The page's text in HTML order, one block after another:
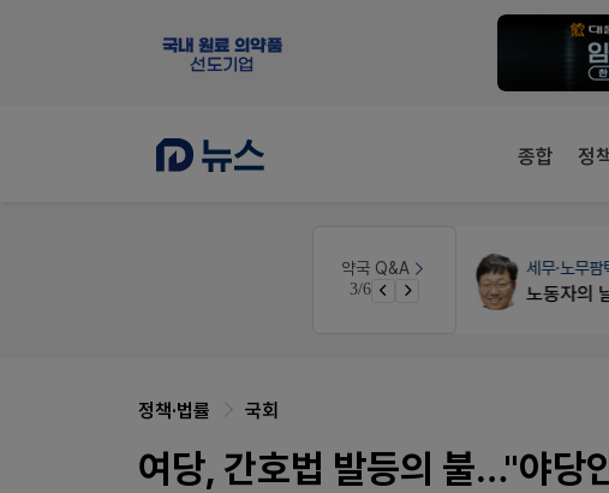
종합 정
약국 Q&A
3/6 약국 개국 대출 어떻게 받아야할지 어렵습니다
세무·노무팜
정책·법률 국회
여당, 간호법 발등의 불…"야당